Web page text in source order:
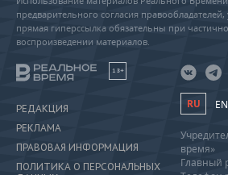
предварительного согласия
прямая гиперссылка обязательны при
воспроизведении материалов.
18+
РЕДАКЦИЯ
РЕКЛАМА
ПРАВОВАЯ ИНФОРМАЦИЯ
ПОЛИТИКА О ПЕРСОНАЛЬНЫХ
RU EN
время»
Главный